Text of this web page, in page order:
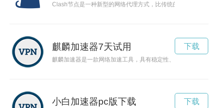
Clash节点是一种新型的网络代理方式，比传统的VPN等代理
麒麟加速器7天试用
麒麟加速器是一款网络加速工具，具有稳定性、安全性、用户
下载
小白加速器pc版下载 下载